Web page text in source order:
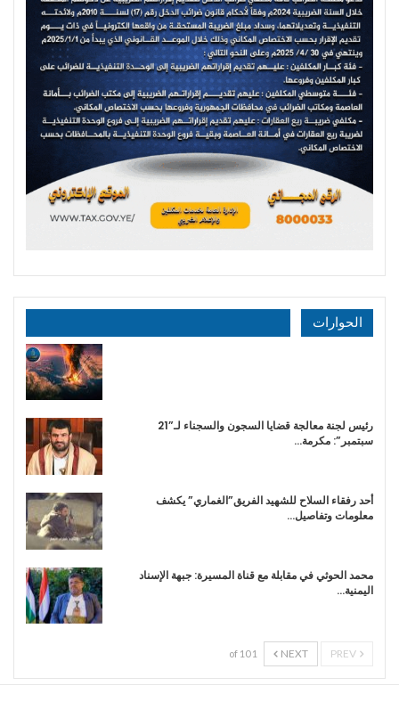
الحوارات
رئيس لجنة معالجة قضايا السجون والسجناء لـ”21
سبتمبر”: مكرمة…
أحد رفقاء السلاح للشهيد الفريق”الغماري” يكشف
معلومات وتفاصيل…
محمد الحوثي في مقابلة مع قناة المسيرة: جبهة الإسناد
اليمنية…
NEXT
1 of 10